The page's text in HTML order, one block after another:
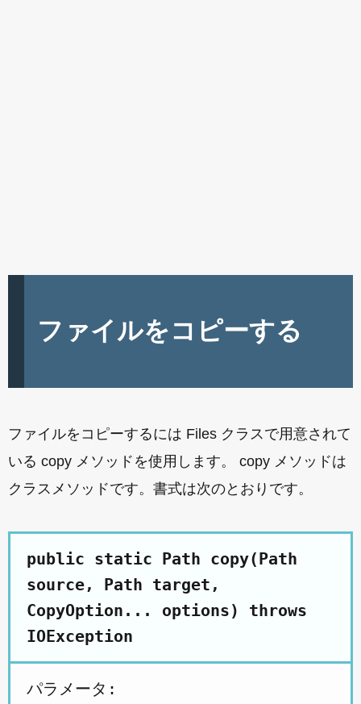
ファイルをコピーする
ファイルをコピーするには Files クラスで用意されて
いる copy メソッドを使用します。 copy メソッドは
クラスメソッドです。書式は次のとおりです。
public static Path copy(Path
source, Path target,
CopyOption... options) throws
IOException
パラメータ: